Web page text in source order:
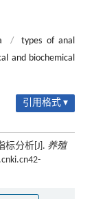
/
types of anal
and biochemical
引用格式 ▾
标分析[J]. 养殖